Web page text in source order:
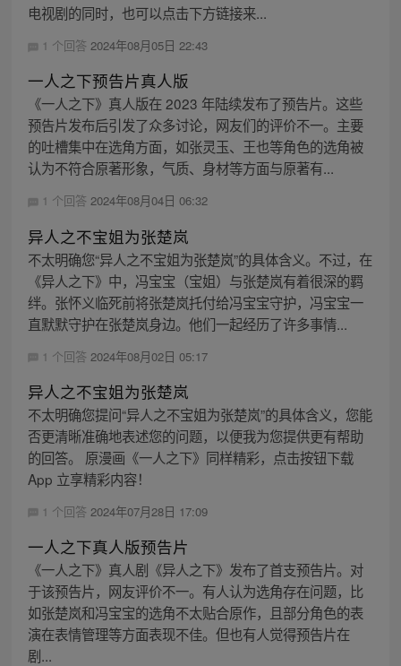
电视剧的同时，也可以点击下方链接来...
1 个回答 2024年08月05日 22:43
一人之下预告片真人版
《一人之下》真人版在 2023 年陆续发布了预告片。这些
预告片发布后引发了众多讨论，网友们的评价不一。主要
的吐槽集中在选角方面，如张灵玉、王也等角色的选角被
认为不符合原著形象，气质、身材等方面与原著有...
1 个回答 2024年08月04日 06:32
异人之不宝姐为张楚岚
不太明确您“异人之不宝姐为张楚岚”的具体含义。不过，在
《异人之下》中，冯宝宝（宝姐）与张楚岚有着很深的羁
绊。张怀义临死前将张楚岚托付给冯宝宝守护，冯宝宝一
直默默守护在张楚岚身边。他们一起经历了许多事情...
1 个回答 2024年08月02日 05:17
异人之不宝姐为张楚岚
不太明确您提问“异人之不宝姐为张楚岚”的具体含义，您能
否更清晰准确地表述您的问题，以便我为您提供更有帮助
的回答。 原漫画《一人之下》同样精彩，点击按钮下载
App 立享精彩内容！
1 个回答 2024年07月28日 17:09
一人之下真人版预告片
《一人之下》真人剧《异人之下》发布了首支预告片。对
于该预告片，网友评价不一。有人认为选角存在问题，比
如张楚岚和冯宝宝的选角不太贴合原作，且部分角色的表
演在表情管理等方面表现不佳。但也有人觉得预告片在
剧...